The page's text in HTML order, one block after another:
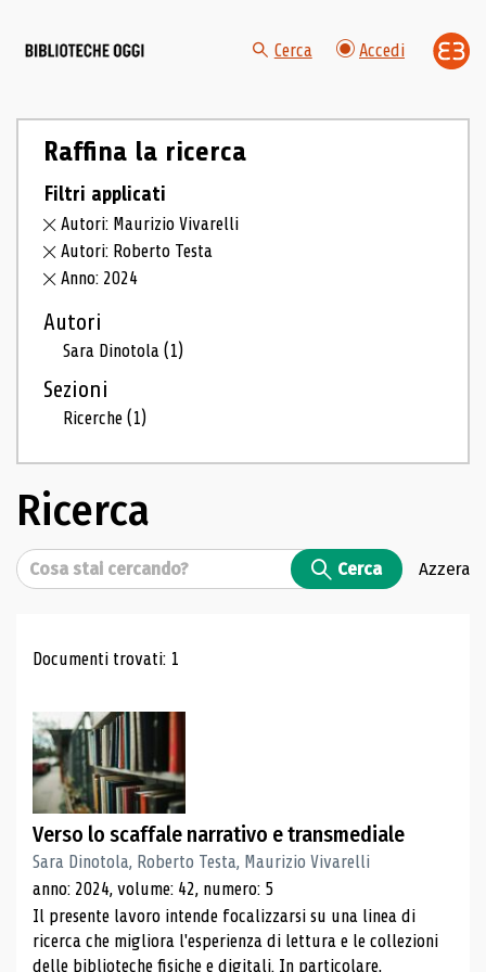
Cerca Accedi
Raffina la ricerca
Filtri applicati
Autori: Maurizio Vivarelli
Autori: Roberto Testa
Anno: 2024
Autori
Sara Dinotola(1)
Sezioni
Ricerche(1)
Ricerca
Cerca Cerca Azzera
Risultati di ricerca
Documenti trovati: 1
Verso lo scaffale narrativo e transmediale
Sara Dinotola, Roberto Testa, Maurizio Vivarelli
anno: 2024, volume: 42, numero: 5
Il presente lavoro intende focalizzarsi su una linea di
ricerca che migliora l'esperienza di lettura e le collezioni
delle biblioteche fisiche e digitali. In particolare,